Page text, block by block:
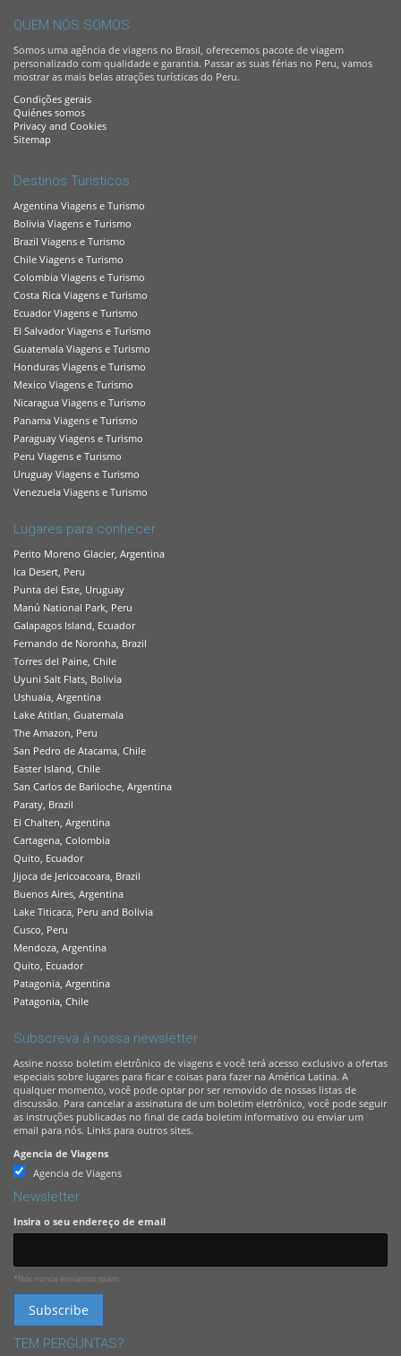
QUEM NÓS SOMOS
Somos uma agência de viagens no Brasil, oferecemos pacote de viagem
personalizado com qualidade e garantia. Passar as suas férias no Peru, vamos
mostrar as mais belas atrações turísticas do Peru.
Condições gerais
Quiénes somos
Privacy and Cookies
Sitemap
Destinos Turísticos
Argentina Viagens e Turismo
Bolivia Viagens e Turismo
Brazil Viagens e Turismo
Chile Viagens e Turismo
Colombia Viagens e Turismo
Costa Rica Viagens e Turismo
Ecuador Viagens e Turismo
El Salvador Viagens e Turismo
Guatemala Viagens e Turismo
Honduras Viagens e Turismo
Mexico Viagens e Turismo
Nicaragua Viagens e Turismo
Panama Viagens e Turismo
Paraguay Viagens e Turismo
Peru Viagens e Turismo
Uruguay Viagens e Turismo
Venezuela Viagens e Turismo
Lugares para conhecer
Perito Moreno Glacier, Argentina
Ica Desert, Peru
Punta del Este, Uruguay
Manú National Park, Peru
Galapagos Island, Ecuador
Fernando de Noronha, Brazil
Torres del Paine, Chile
Uyuni Salt Flats, Bolivia
Ushuaia, Argentina
Lake Atitlan, Guatemala
The Amazon, Peru
San Pedro de Atacama, Chile
Easter Island, Chile
San Carlos de Bariloche, Argentina
Paraty, Brazil
El Chalten, Argentina
Cartagena, Colombia
Quito, Ecuador
Jijoca de Jericoacoara, Brazil
Buenos Aires, Argentina
Lake Titicaca, Peru and Bolivia
Cusco, Peru
Mendoza, Argentina
Quito, Ecuador
Patagonia, Argentina
Patagonia, Chile
Subscreva à nossa newsletter
Assine nosso boletim eletrônico de viagens e você terá acesso exclusivo a ofertas
especiais sobre lugares para ficar e coisas para fazer na América Latina. A
qualquer momento, você pode optar por ser removido de nossas listas de
discussão. Para cancelar a assinatura de um boletim eletrônico, você pode seguir
as instruções publicadas no final de cada boletim informativo ou enviar um
email para nós. Links para outros sites.
Agencia de Viagens
Agencia de Viagens
Newsletter
Insira o seu endereço de email
*Nós nunca enviamos spam
TEM PERGUNTAS?